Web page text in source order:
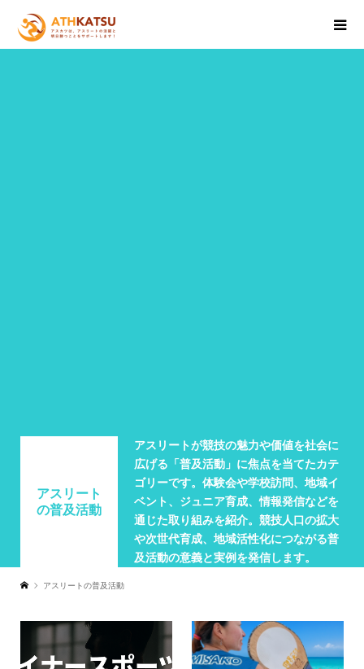
アスリート
の普及活動
アスリートが競技の魅力や価値を社会に
広げる「普及活動」に焦点を当てたカテ
ゴリーです。体験会や学校訪問、地域イ
ベント、ジュニア育成、情報発信などを
通じた取り組みを紹介。競技人口の拡大
や次世代育成、地域活性化につながる普
及活動の意義と実例を発信します。
アスリートの普及活動